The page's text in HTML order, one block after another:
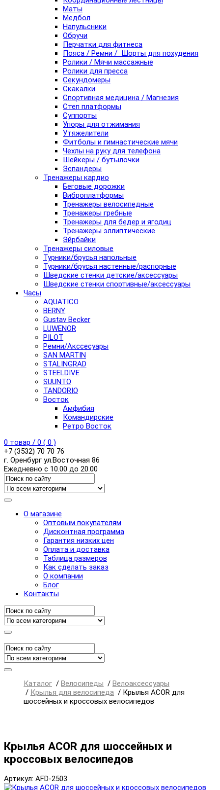
Маты
Медбол
Напульсники
Обручи
Перчатки для фитнеса
Пояса / Ремни / Шорты для похудения
Ролики / Мячи массажные
Ролики для пресса
Секундомеры
Скакалки
Спортивная медицина / Магнезия
Степ платформы
Суппорты
Упоры для отжимания
Утяжелители
Фитболы и гимнастические мячи
Чехлы на руку для телефона
Шейкеры / бутылочки
Эспандеры
Тренажеры кардио
Беговые дорожки
Виброплатформы
Тренажеры велосипедные
Тренажеры гребные
Тренажеры для бедер и ягодиц
Тренажеры эллиптические
Эйрбайки
Тренажеры силовые
Турники/брусья напольные
Турники/брусья настенные/распорные
Шведские стенки детские/аксессуары
Шведские стенки спортивные/аксессуары
Часы
AQUATICO
BERNY
Gustav Becker
LUWENOR
PILOT
Pемни/Акссесуары
SAN MARTIN
STALINGRAD
STEELDIVE
SUUNTO
TANDORIO
Восток
Амфибия
Командирские
Ретро Восток
0 товар / 0 ( 0 )
+7 (3532) 70 70 76
г. Оренбург ул.Восточная 86
Ежедневно с 10.00 до 20.00
О магазине
Оптовым покупателям
Дисконтная программа
Гарантия низких цен
Оплата и доставка
Таблица размеров
Как сделать заказ
О компании
Блог
Контакты
Каталог / Велосипеды / Велоаксессуары
/ Крылья для велосипеда / Крылья ACOR для
шоссейных и кроссовых велосипедов
Крылья ACOR для шоссейных и
кроссовых велосипедов
Артикул: AFD-2503